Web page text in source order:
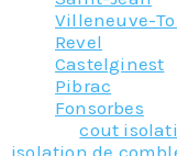
Villeneuve-
Revel
Castelginest
Pibrac
Fonsorbes
Taggedcout